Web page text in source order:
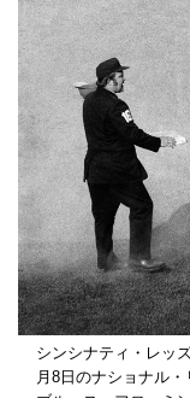
シンシナティ・レッ
月8日のナショナル